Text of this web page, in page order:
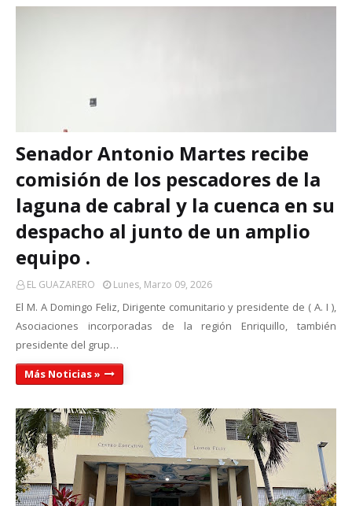
Senador Antonio Martes recibe
comisión de los pescadores de la
laguna de cabral y la cuenca en su
despacho al junto de un amplio
equipo .
EL GUAZARERO Lunes, Marzo 09, 2026
El M. A Domingo Feliz, Dirigente comunitario y presidente de ( A. I ),
Asociaciones incorporadas de la región Enriquillo, también
presidente del grup…
Más Noticias »